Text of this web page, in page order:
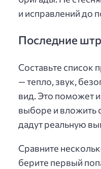
и исправлений до
Последние
Составьте список
— тепло, звук,
вид. Это поможет
выборе и вложить
дадут реальную
Сравните
берите первый